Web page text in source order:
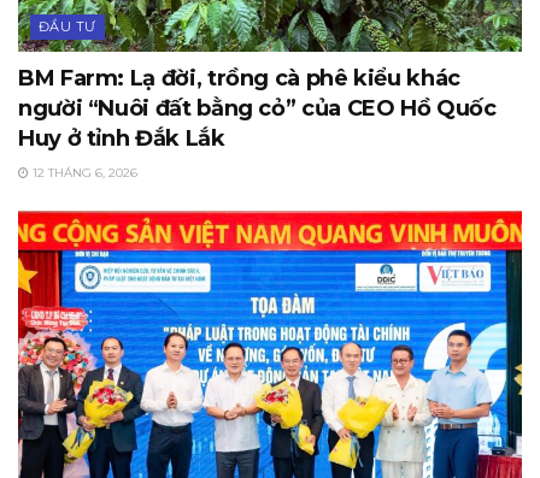
ĐẦU TƯ
BM Farm: Lạ đời, trồng cà phê kiểu khác
người “Nuôi đất bằng cỏ” của CEO Hồ Quốc
Huy ở tỉnh Đắk Lắk
12 THÁNG 6, 2026